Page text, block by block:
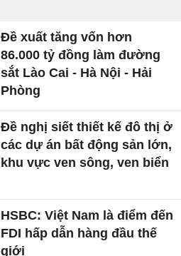
Đề xuất tăng vốn hơn
86.000 tỷ đồng làm đường
sắt Lào Cai - Hà Nội - Hải
Phòng
Đề nghị siết thiết kế đô thị ở
các dự án bất động sản lớn,
khu vực ven sông, ven biển
HSBC: Việt Nam là điểm đến
FDI hấp dẫn hàng đầu thế
giới